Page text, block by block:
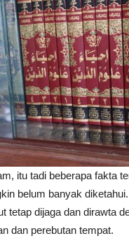
itu tadi beberapa fakta
belum banyak
tetap dijaga dan dirawta
dan perebutan tempat.